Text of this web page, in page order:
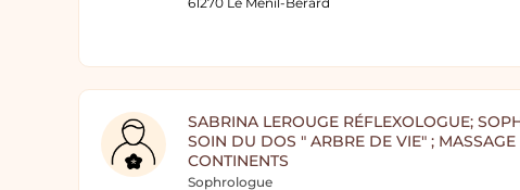
SABRINA LEROUGE RÉFLEXOLOGUE;
SOIN DU DOS " ARBRE DE VIE" ; MASSAGE
CONTINENTS
Sophrologue